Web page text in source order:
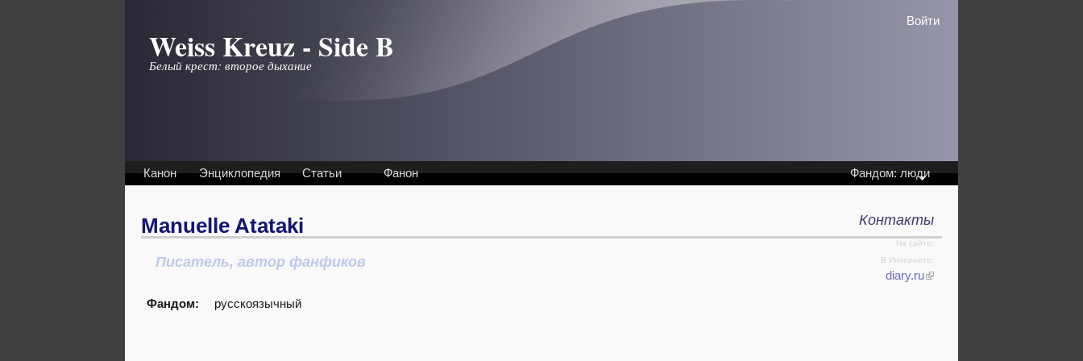
Weiss Kreuz - Side B
Белый крест: второе дыхание
Войти
Канон Энциклопедия Статьи Фанон Фандом: люди
Manuelle Atataki
Писатель, автор фанфиков
Фандом: русскоязычный
Контакты
На сайте:
В Интернете:
diary.ru